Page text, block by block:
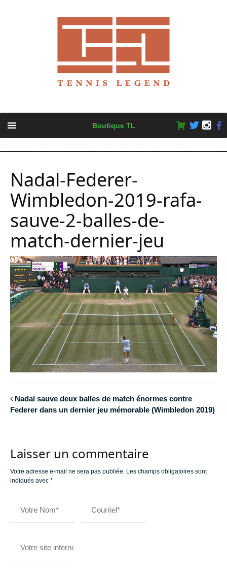
content
Boutique TL
Nadal-Federer-
Wimbledon-2019-rafa-
sauve-2-balles-de-
match-dernier-jeu
Nadal sauve deux balles de match énormes contre
Federer dans un dernier jeu mémorable (Wimbledon 2019)
Laisser un commentaire
Votre adresse e-mail ne sera pas publiée. Les champs obligatoires sont
indiqués avec *